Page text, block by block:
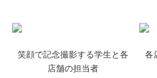
笑顔で記念撮影する学生と各
店舗の担当者
各